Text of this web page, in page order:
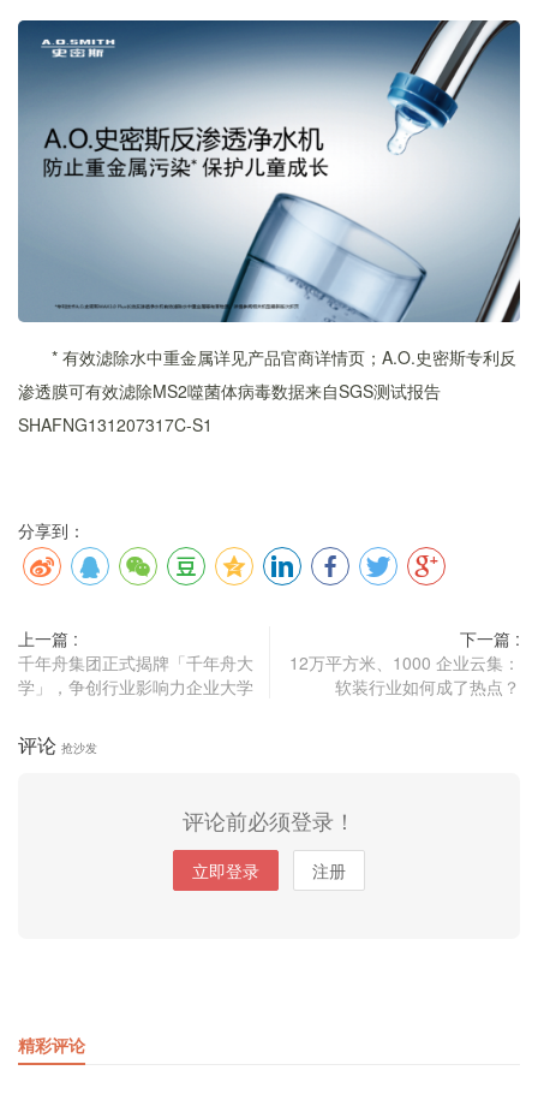
* 有效滤除水中重金属详见产品官商详情页；A.O.史密斯专利反
渗透膜可有效滤除MS2噬菌体病毒数据来自SGS测试报告
SHAFNG131207317C-S1
分享到：
上一篇 :
千年舟集团正式揭牌「千年舟大
学」，争创行业影响力企业大学
下一篇 :
12万平方米、1000 企业云集：
软装行业如何成了热点？
评论 抢沙发
评论前必须登录！
立即登录 注册
精彩评论